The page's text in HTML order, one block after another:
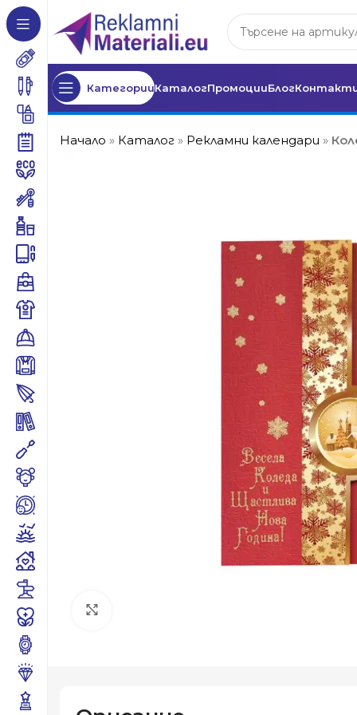
КатегорииКаталогПромоцииБлог
Начало » Каталог » Рекламни календари »